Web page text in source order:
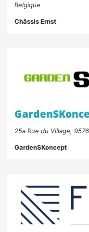
Belgique
Châssis Ernst
25a Rue du Village,
GardenSKoncept